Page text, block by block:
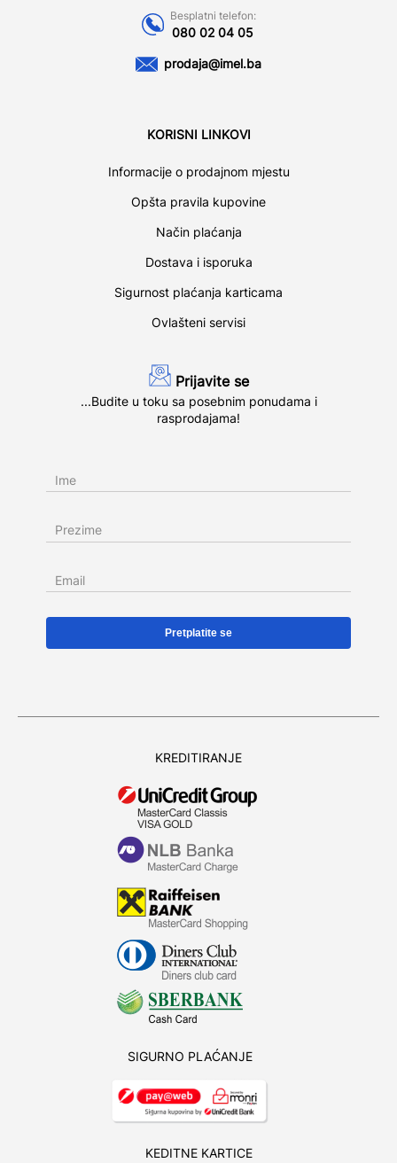
Besplatni telefon:
080 02 04 05
prodaja@imel.ba
KORISNI LINKOVI
Informacije o prodajnom mjestu
Opšta pravila kupovine
Način plaćanja
Dostava i isporuka
Sigurnost plaćanja karticama
Ovlašteni servisi
Prijavite se
...Budite u toku sa posebnim ponudama i
rasprodajama!
Ime
Prezime
Email
KREDITIRANJE
SIGURNO PLAĆANJE
KEDITNE KARTICE